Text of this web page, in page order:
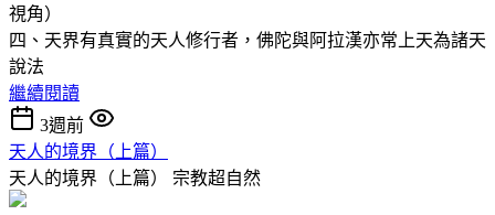
視角）
四、天界有真實的天人修行者，佛陀與阿拉漢亦常上天為諸天
說法
繼續閱讀
3週前
天人的境界（上篇）
天人的境界（上篇） 宗教超自然